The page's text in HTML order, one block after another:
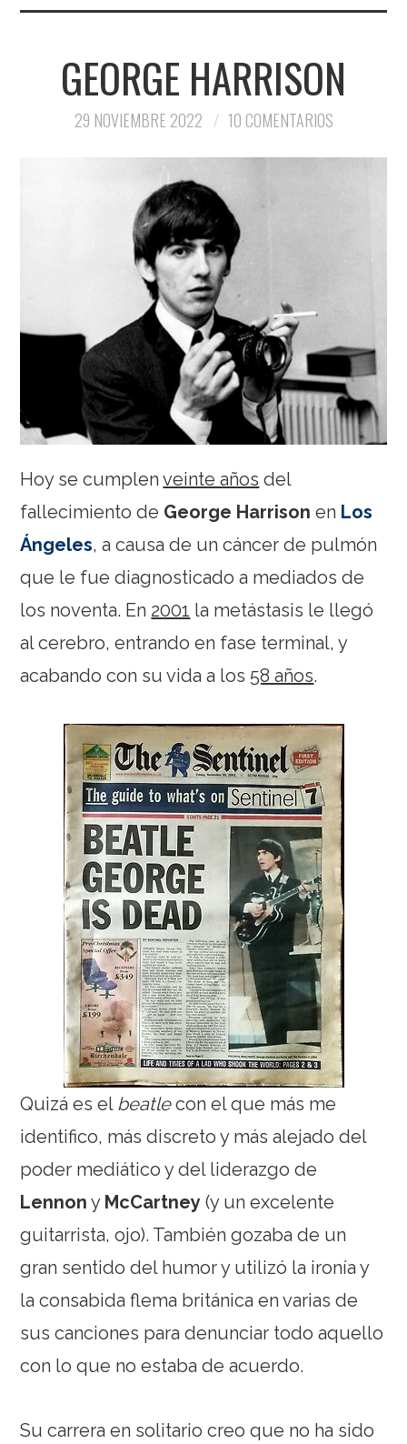
GEORGE HARRISON
29 NOVIEMBRE 2022 10 COMENTARIOS
Hoy se cumplenveinte años del
fallecimiento de George Harrison en Los
Ángeles, a causa de un cáncer de pulmón
que le fue diagnosticado a mediados de
los noventa. En 2001 la metástasis le llegó
al cerebro, entrando en fase terminal, y
acabando con su vida a los 58 años.
Quizá es el beatlecon el que más me
identifico, más discreto y más alejado del
poder mediático y del liderazgo de
Lennon y McCartney (y un excelente
guitarrista, ojo). También gozaba de un
gran sentido del humor y utilizó la ironía y
la consabida flema británica en varias de
sus canciones para denunciar todo aquello
con lo que no estaba de acuerdo.
Su carrera en solitario creo que no ha sido